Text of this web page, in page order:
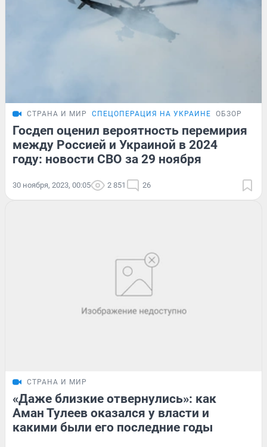
СТРАНА И МИР СПЕЦОПЕРАЦИЯ НА УКРАИНЕ ОБЗОР
Госдеп оценил вероятность перемирия
между Россией и Украиной в 2024
году: новости СВО за 29 ноября
30 ноября, 2023, 00:05 2 851 26
СТРАНА И МИР
«Даже близкие отвернулись»: как
Аман Тулеев оказался у власти и
какими были его последние годы